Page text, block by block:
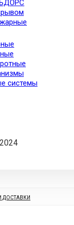
системы
ДОСТАВКИ